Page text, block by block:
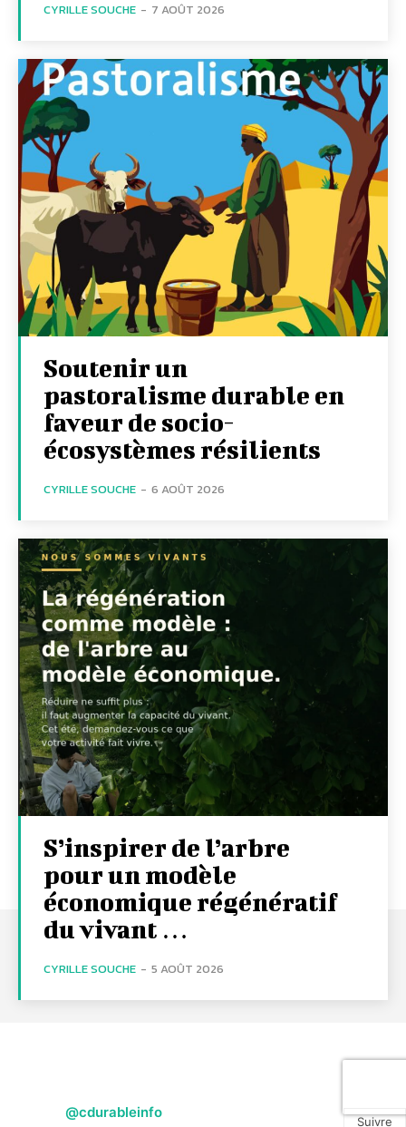
CYRILLE SOUCHE - 7 AOÛT 2026
Soutenir un
pastoralisme durable en
faveur de socio-
écosystèmes résilients
CYRILLE SOUCHE - 6 AOÛT 2026
S’inspirer de l’arbre
pour un modèle
économique régénératif
du vivant …
CYRILLE SOUCHE - 5 AOÛT 2026
@cdurableinfo
Suivre